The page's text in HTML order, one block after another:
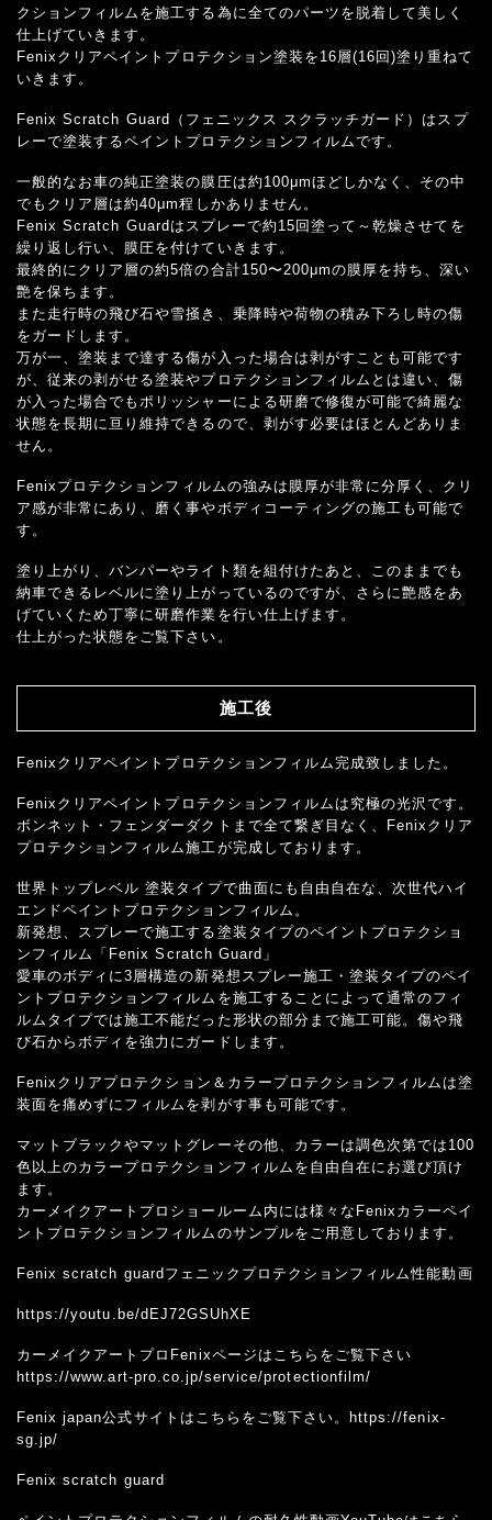
クションフィルムを施工する為に全てのパーツを脱着して美しく
仕上げていきます。
Fenixクリアペイントプロテクション塗装を16層(16回)塗り重ねて
いきます。
Fenix Scratch Guard（フェニックス スクラッチガード）はスプ
レーで塗装するペイントプロテクションフィルムです。
一般的なお車の純正塗装の膜圧は約100μmほどしかなく、その中
でもクリア層は約40μm程しかありません。
Fenix Scratch Guardはスプレーで約15回塗って～乾燥させてを
繰り返し行い、膜圧を付けていきます。
最終的にクリア層の約5倍の合計150〜200μmの膜厚を持ち、深い
艶を保ちます。
また走行時の飛び石や雪掻き、乗降時や荷物の積み下ろし時の傷
をガードします。
万が一、塗装まで達する傷が入った場合は剥がすことも可能です
が、従来の剥がせる塗装やプロテクションフィルムとは違い、傷
が入った場合でもポリッシャーによる研磨で修復が可能で綺麗な
状態を長期に亘り維持できるので、剥がす必要はほとんどありま
せん。
Fenixプロテクションフィルムの強みは膜厚が非常に分厚く、クリ
ア感が非常にあり、磨く事やボディコーティングの施工も可能で
す。
塗り上がり、バンパーやライト類を組付けたあと、このままでも
納車できるレベルに塗り上がっているのですが、さらに艶感をあ
げていくため丁寧に研磨作業を行い仕上げます。
仕上がった状態をご覧下さい。
施工後
Fenixクリアペイントプロテクションフィルム完成致しました。
Fenixクリアペイントプロテクションフィルムは究極の光沢です。
ボンネット・フェンダーダクトまで全て繋ぎ目なく、Fenixクリア
プロテクションフィルム施工が完成しております。
世界トップレベル 塗装タイプで曲面にも自由自在な、次世代ハイ
エンドペイントプロテクションフィルム。
新発想、スプレーで施工する塗装タイプのペイントプロテクショ
ンフィルム「Fenix Scratch Guard」
愛車のボディに3層構造の新発想スプレー施工・塗装タイプのペイ
ントプロテクションフィルムを施工することによって通常のフィ
ルムタイプでは施工不能だった形状の部分まで施工可能。傷や飛
び石からボディを強力にガードします。
Fenixクリアプロテクション＆カラープロテクションフィルムは塗
装面を痛めずにフィルムを剥がす事も可能です。
マットブラックやマットグレーその他、カラーは調色次第では100
色以上のカラープロテクションフィルムを自由自在にお選び頂け
ます。
カーメイクアートプロショールーム内には様々なFenixカラーペイ
ントプロテクションフィルムのサンプルをご用意しております。
Fenix scratch guardフェニックプロテクションフィルム性能動画
https://youtu.be/dEJ72GSUhXE
カーメイクアートプロFenixページはこちらをご覧下さい
https://www.art-pro.co.jp/service/protectionfilm/
Fenix japan公式サイトはこちらをご覧下さい。https://fenix-
sg.jp/
Fenix scratch guard